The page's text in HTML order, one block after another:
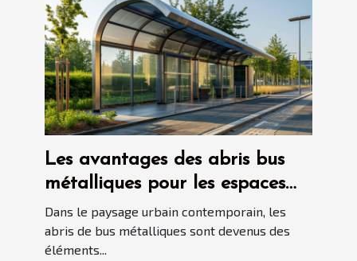
Les avantages des abris bus
métalliques pour les espaces
publics
Dans le paysage urbain contemporain, les
abris de bus métalliques sont devenus des
éléments...